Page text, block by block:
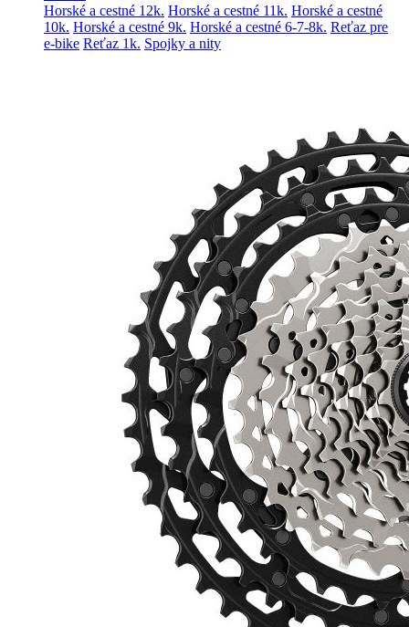
Horské a cestné 12k. Horské a cestné 11k. Horské a cestné
10k. Horské a cestné 9k. Horské a cestné 6-7-8k. Reťaz pre
e-bike Reťaz 1k. Spojky a nity